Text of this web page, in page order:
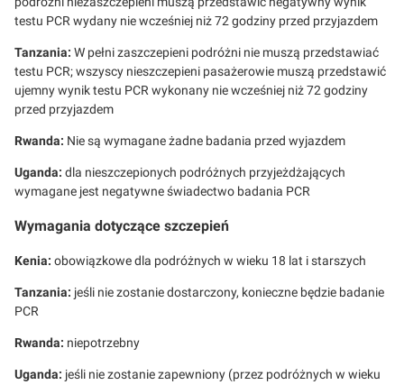
testu PCR wydany nie wcześniej niż 72 godziny przed przyjazdem
Tanzania: W pełni zaszczepieni podróżni nie muszą przedstawiać
testu PCR; wszyscy nieszczepieni pasażerowie muszą przedstawić
ujemny wynik testu PCR wykonany nie wcześniej niż 72 godziny
przed przyjazdem
Rwanda: Nie są wymagane żadne badania przed wyjazdem
Uganda: dla nieszczepionych podróżnych przyjeżdżających
wymagane jest negatywne świadectwo badania PCR
Wymagania dotyczące szczepień
Kenia: obowiązkowe dla podróżnych w wieku 18 lat i starszych
Tanzania: jeśli nie zostanie dostarczony, konieczne będzie badanie
PCR
Rwanda: niepotrzebny
Uganda: jeśli nie zostanie zapewniony (przez podróżnych w wieku